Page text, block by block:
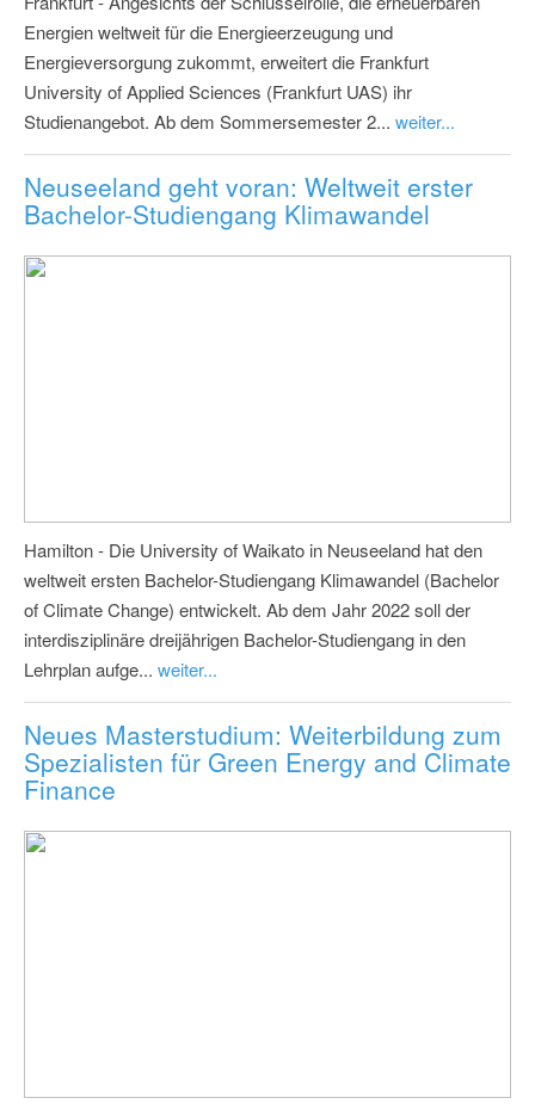
Energien weltweit für die Energieerzeugung und
Energieversorgung zukommt, erweitert die Frankfurt
University of Applied Sciences (Frankfurt UAS) ihr
Studienangebot. Ab dem Sommersemester 2... weiter...
Neuseeland geht voran: Weltweit erster
Bachelor-Studiengang Klimawandel
Hamilton - Die University of Waikato in Neuseeland hat den
weltweit ersten Bachelor-Studiengang Klimawandel (Bachelor
of Climate Change) entwickelt. Ab dem Jahr 2022 soll der
interdisziplinäre dreijährigen Bachelor-Studiengang in den
Lehrplan aufge... weiter...
Neues Masterstudium: Weiterbildung zum
Spezialisten für Green Energy and Climate
Finance